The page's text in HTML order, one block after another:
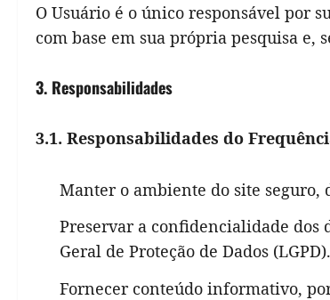
O Usuário é o único responsável por
com base em sua própria pesquisa
3. Responsabilidades
3.1. Responsabilidades do
Manter o ambiente do site seguro,
Preservar a confidencialidade dos
Geral de Proteção de Dados (LGPD).
Fornecer conteúdo informativo,